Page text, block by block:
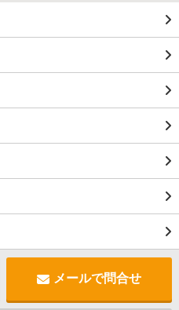
メールで問合せ